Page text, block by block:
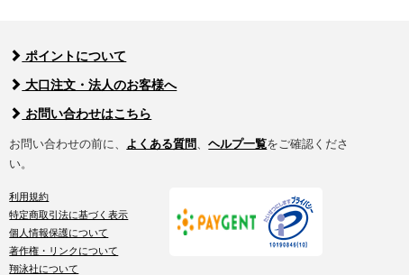
ポイントについて
大口注文・法人のお客様へ
お問い合わせはこちら
お問い合わせの前に、 よくある質問 、ヘルプ一覧をご確認くださ
い。
利用規約
特定商取引法に基づく表示
個人情報保護について
著作権・リンクについて
翔泳社について